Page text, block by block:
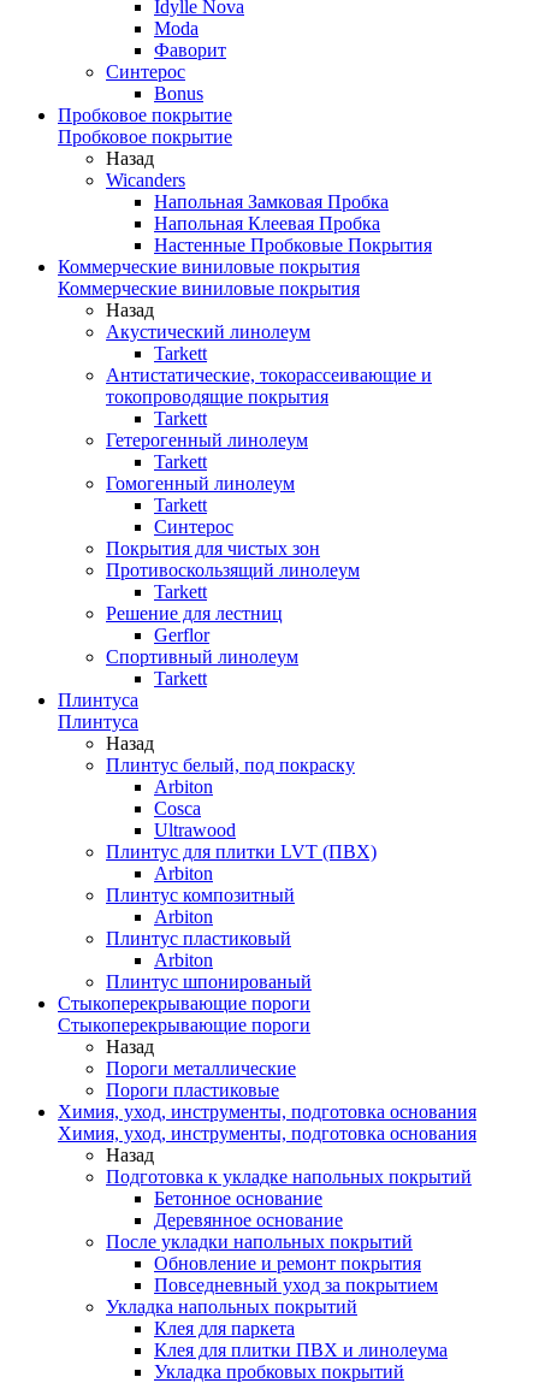
Idylle Nova
Moda
Фаворит
Синтерос
Bonus
Пробковое покрытие
Пробковое покрытие
Назад
Wicanders
Напольная Замковая Пробка
Напольная Клеевая Пробка
Настенные Пробковые Покрытия
Коммерческие виниловые покрытия
Коммерческие виниловые покрытия
Назад
Акустический линолеум
Tarkett
Антистатические, токорассеивающие и
токопроводящие покрытия
Tarkett
Гетерогенный линолеум
Tarkett
Гомогенный линолеум
Tarkett
Синтерос
Покрытия для чистых зон
Противоскользящий линолеум
Tarkett
Решение для лестниц
Gerflor
Спортивный линолеум
Tarkett
Плинтуса
Плинтуса
Назад
Плинтус белый, под покраску
Arbiton
Cosca
Ultrawood
Плинтус для плитки LVT (ПВХ)
Arbiton
Плинтус композитный
Arbiton
Плинтус пластиковый
Arbiton
Плинтус шпонированый
Стыкоперекрывающие пороги
Стыкоперекрывающие пороги
Назад
Пороги металлические
Пороги пластиковые
Химия, уход, инструменты, подготовка основания
Химия, уход, инструменты, подготовка основания
Назад
Подготовка к укладке напольных покрытий
Бетонное основание
Деревянное основание
После укладки напольных покрытий
Обновление и ремонт покрытия
Повседневный уход за покрытием
Укладка напольных покрытий
Клея для паркета
Клея для плитки ПВХ и линолеума
Укладка пробковых покрытий